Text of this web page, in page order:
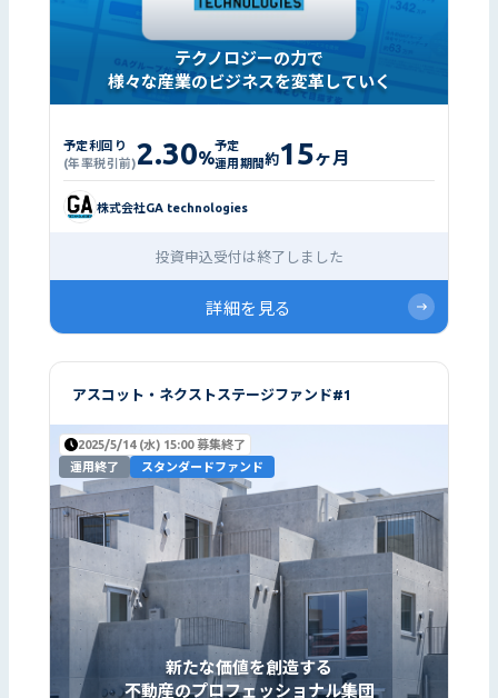
テクノロジーの力で
様々な産業のビジネスを変革していく
予定利回り
(年率税引前)2.30%
予定
運用期間約15ヶ月
株式会社GA technologies
投資申込受付は終了しました
詳細を見る
アスコット・ネクストステージファンド#1
2025/5/14 (水) 15:00 募集終了
運用終了
スタンダードファンド
新たな価値を創造する
不動産のプロフェッショナル集団